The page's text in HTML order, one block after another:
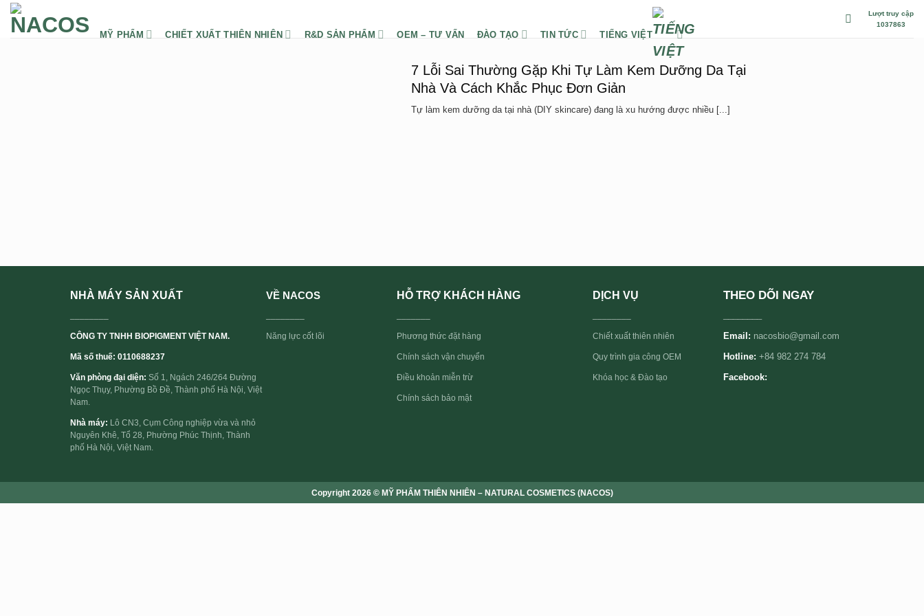
Chuyển
đến
MỸ PHẨM CHIẾT XUẤT THIÊN NHIÊN R&D SẢN PHẨM OEM – TƯ VẤN ĐÀO TẠO TIN TỨC TIẾNG VIỆT
Lượt truy cập
1037863
7 Lỗi Sai Thường Gặp Khi Tự Làm Kem Dưỡng Da Tại
Nhà Và Cách Khắc Phục Đơn Giản
Tự làm kem dưỡng da tại nhà (DIY skincare) đang là xu hướng được nhiều [...]
NHÀ MÁY SẢN XUẤT
CÔNG TY TNHH BIOPIGMENT VIỆT NAM.
Mã số thuế: 0110688237
Văn phòng đại diện: Số 1, Ngách 246/264 Đường
Ngọc Thụy, Phường Bồ Đề, Thành phố Hà Nội, Việt
Nam.
Nhà máy: Lô CN3, Cụm Công nghiệp vừa và nhỏ
Nguyên Khê, Tổ 28, Phường Phúc Thịnh, Thành
phố Hà Nội, Việt Nam.
VỀ NACOS
Năng lực cốt lõi
HỖ TRỢ KHÁCH HÀNG
Phương thức đặt hàng
Chính sách vận chuyển
Điều khoản miễn trừ
Chính sách bảo mật
DỊCH VỤ
Chiết xuất thiên nhiên
Quy trình gia công OEM
Khóa học & Đào tạo
THEO DÕI NGAY
Email: nacosbio@gmail.com
Hotline: +84 982 274 784
Facebook:
Copyright 2026 © MỸ PHẨM THIÊN NHIÊN – NATURAL COSMETICS (NACOS)